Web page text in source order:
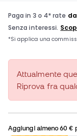
Attualmente
Riprova fra
Aggiungi almeno60 €